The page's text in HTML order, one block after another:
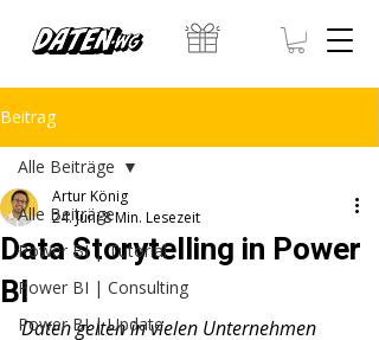
Beitrag
Alle Beiträge
Power BI | Tutorial
Power BI | Consulting
Power BI | Update
Alle Beiträge
Data Storytelling in Power
BI
Artur König
24. Juni8 Min. Lesezeit
Daten gelten in vielen Unternehmen